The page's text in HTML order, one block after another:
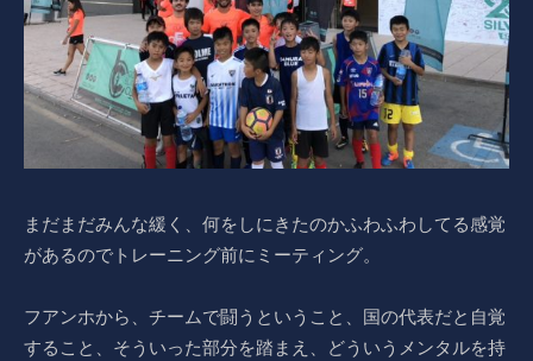
まだまだみんな緩く、何をしにきたのかふわふわしてる感覚
があるのでトレーニング前にミーティング。
フアンホから、チームで闘うということ、国の代表だと自覚
すること、そういった部分を踏まえ、どういうメンタルを持